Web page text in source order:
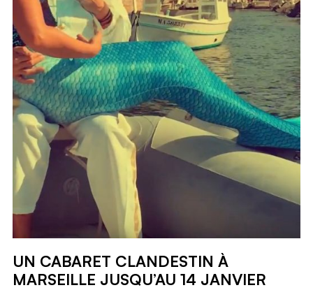
UN CABARET CLANDESTIN À
MARSEILLE JUSQU’AU 14 JANVIER